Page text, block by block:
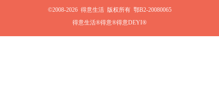
©2008-2026 得意生活 版权所有 鄂B2-20080065
得意生活®得意®得意DEYI®